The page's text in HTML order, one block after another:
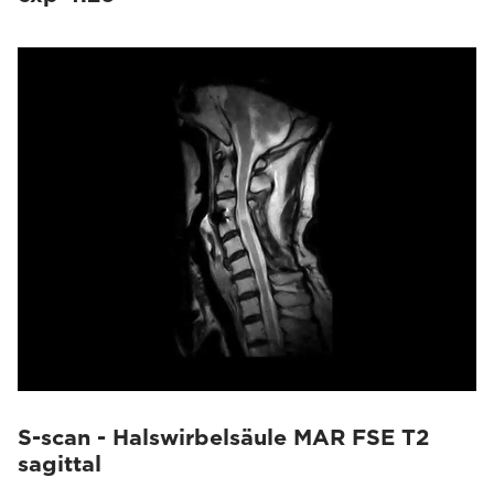
S-scan - Halswirbelsäule MAR FSE T2
sagittal